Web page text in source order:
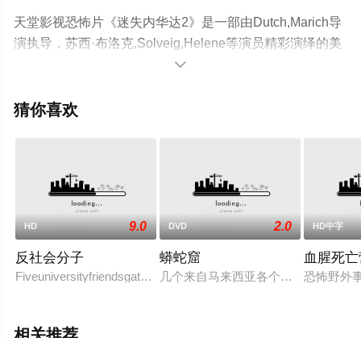
天堂影视恐怖片《迷失内华达2》是一部由Dutch,Marich导
演执导，苏西·布洛克,Solveig,Helene等演员精彩演绎的美
国电影，手机免费观看高清无删减完整版电影大全就上电
情网等平台了解。

猜你喜欢
HD 9.0
反社会分子
FiveuniversityfriendsgatheratahousepartytoringintheNewY
DVD 2.0
蟒蛇窟
几个来自马来西亚各个阶层的陌生人
HD中字
血腥死
恐怖野外